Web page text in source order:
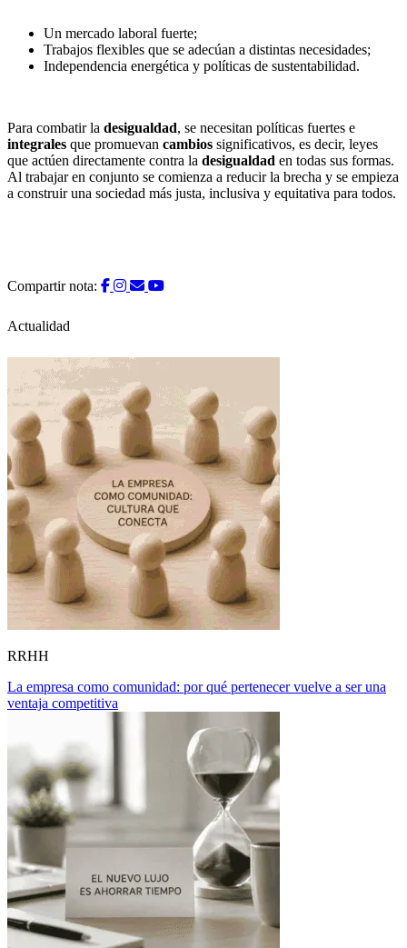
Un mercado laboral fuerte;
Trabajos flexibles que se adecúan a distintas necesidades;
Independencia energética y políticas de sustentabilidad.
Para combatir la desigualdad, se necesitan políticas fuertes e
integrales que promuevan cambios significativos, es decir, leyes
que actúen directamente contra la desigualdad en todas sus formas.
Al trabajar en conjunto se comienza a reducir la brecha y se empieza
a construir una sociedad más justa, inclusiva y equitativa para todos.
Compartir nota:
Actualidad
RRHH
La empresa como comunidad: por qué pertenecer vuelve a ser una
ventaja competitiva